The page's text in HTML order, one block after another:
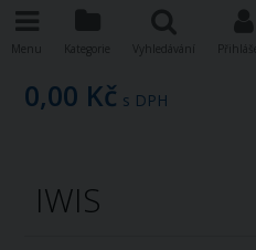
0,00 Kč s DPH
IWIS
Menu Kategorie Vyhledávání